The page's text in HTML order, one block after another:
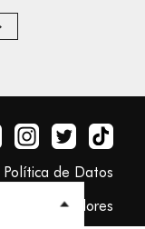
Política de Datos
de Proveedores